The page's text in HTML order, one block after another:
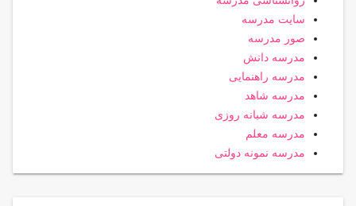
سایت مدرسه
صور مدرسه
مدرسه دانش
مدرسه راهنمایی
مدرسه شاهد
مدرسه شبانه روزی
مدرسه معلم
مدرسه نمونه دولتی